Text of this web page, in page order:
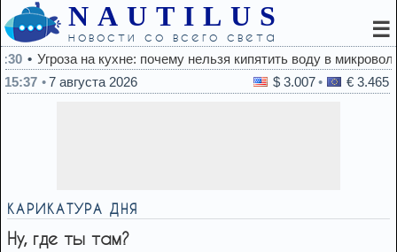
NAUTILUS
новости со всего света ☰
кипятить воду в микроволновке
15:37
7 августа 2026 $ 3.007 € 3.465
КАРИКАТУРА ДНЯ
Ну, где ты там?